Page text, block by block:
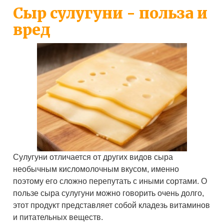
Сыр сулугуни - польза и
вред
Сулугуни отличается от других видов сыра
необычным кисломолочным вкусом, именно
поэтому его сложно перепутать с иными сортами. О
пользе сыра сулугуни можно говорить очень долго,
этот продукт представляет собой кладезь витаминов
и питательных веществ.